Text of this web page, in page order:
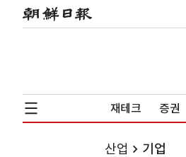
재테크 증권
산업 기업